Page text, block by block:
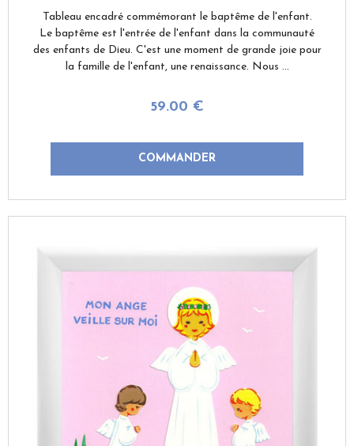
59.00 €
Tableau encadré commémorant le baptême de l'enfant.
Le baptême est l'entrée de l'enfant dans la communauté
des enfants de Dieu. C'est une moment de grande joie pour
la famille de l'enfant, une renaissance. Nous ...